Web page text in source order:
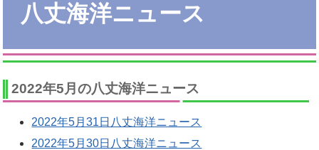
八丈海洋ニュース
2022年5月の八丈海洋ニュース
2022年5月31日八丈海洋ニュース
2022年5月30日八丈海洋ニュース